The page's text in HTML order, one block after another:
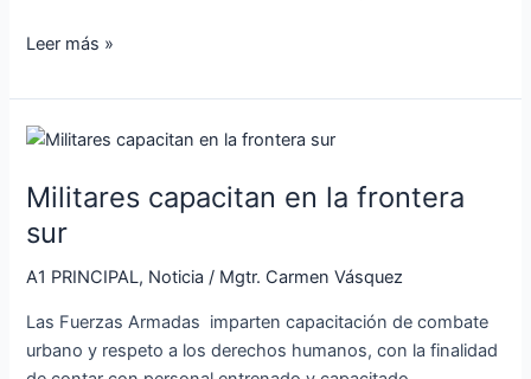
Leer más »
Militares capacitan en la frontera
sur
A1 PRINCIPAL, Noticia / Mgtr. Carmen Vásquez
Las Fuerzas Armadas imparten capacitación de combate
urbano y respeto a los derechos humanos, con la finalidad
Militares
en
la
sur